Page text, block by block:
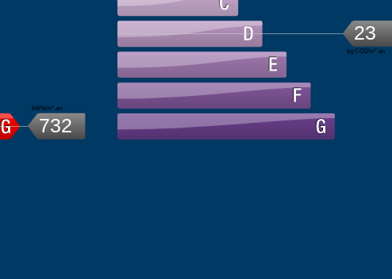
732
kWh/m².an
23
kg CO2/m².an